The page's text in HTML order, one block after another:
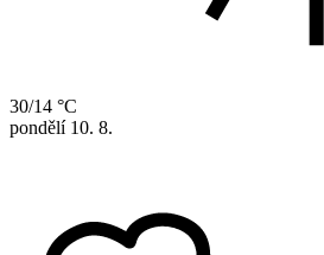
30/14 °C
pondělí 10. 8.